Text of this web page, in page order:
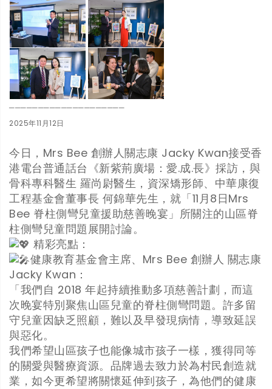
────────────────────
2025年11月12日
今日，Mrs Bee 創辦人關志康 Jacky Kwan接受香
港電台普通話台《新紫荊廣場：愛.成.長》採訪，與
骨科專科醫生 羅尚尉醫生，資深矯形師、中華康復
工程基金會董事長 何錦華先生，就「11月8日Mrs
Bee 脊柱側彎兒童援助慈善晚宴」所關注的山區脊
柱側彎兒童問題展開討論。
精彩亮點：
健康教育基金會主席、Mrs Bee 創辦人 關志康
Jacky Kwan：
「我們自 2018 年起持續推動多項慈善計劃，而這
次晚宴特別聚焦山區兒童的脊柱側彎問題。許多留
守兒童因缺乏照顧，難以及早發現病情，導致延誤
與惡化。
我們希望山區孩子也能像城市孩子一樣，獲得同等
的關愛與醫療資源。品牌過去致力於為村民創造就
業，如今更希望將關懷延伸到孩子，為他們的健康